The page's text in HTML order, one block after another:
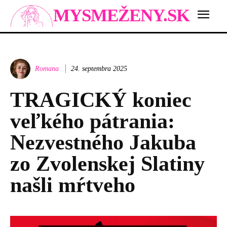
MYSMEŽENY.SK
Romana 24. septembra 2025
TRAGICKÝ koniec
veľkého pátrania:
Nezvestného Jakuba
zo Zvolenskej Slatiny
našli mŕtveho